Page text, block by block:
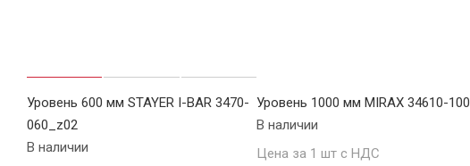
Уровень 600 мм STAYER I-BAR 3470-
060_z02
В наличии
Уровень 1000 мм MIRAX 34610-100
В наличии
Цена за 1 шт с НДС